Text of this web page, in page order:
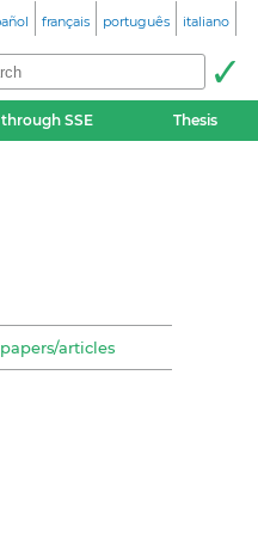
français português italiano
SSE Thesis
articles